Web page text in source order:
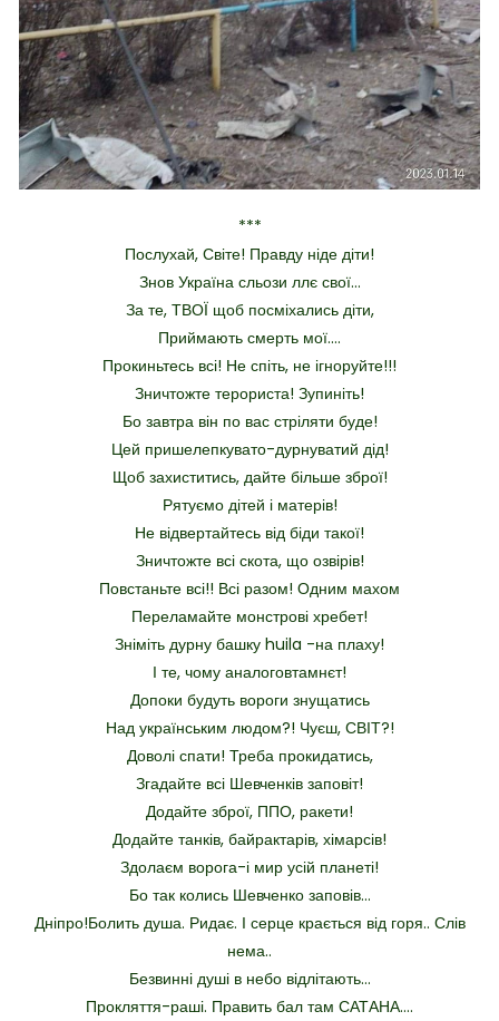
***
Послухай, Світе! Правду ніде діти!
Знов Україна сльози ллє свої…
За те, ТВОЇ щоб посміхались діти,
Приймають смерть мої….
Прокиньтесь всі! Не спіть, не ігноруйте!!!
Зничтожте терориста! Зупиніть!
Бо завтра він по вас стріляти буде!
Цей пришелепкувато-дурнуватий дід!
Щоб захиститись, дайте більше зброї!
Рятуємо дітей і матерів!
Не відвертайтесь від біди такої!
Зничтожте всі скота, що озвірів!
Повстаньте всі!! Всі разом! Одним махом
Переламайте монстрові хребет!
Зніміть дурну башку huila -на плаху!
І те, чому аналоговтамнєт!
Допоки будуть вороги знущатись
Над українським людом?! Чуєш, СВІТ?!
Доволі спати! Треба прокидатись,
Згадайте всі Шевченків заповіт!
Додайте зброї, ППО, ракети!
Додайте танків, байрактарів, хімарсів!
Здолаєм ворога-і мир усій планеті!
Бо так колись Шевченко заповів…
Дніпро!Болить душа. Ридає. І серце крається від горя.. Слів
нема..
Безвинні душі в небо відлітають…
Прокляття-раші. Править бал там САТАНА….